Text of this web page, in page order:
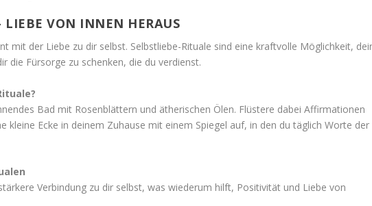
LIEBE VON INNEN HERAUS
mit der Liebe zu dir selbst. Selbstliebe-Rituale sind eine kraftvolle Möglichkeit,
die Fürsorge zu schenken, die du verdienst.
Bad mit Rosenblättern und ätherischen Ölen. Flüstere dabei Affirmationen
kleine Ecke in deinem Zuhause mit einem Spiegel auf, in den du täglich Worte der
Verbindung zu dir selbst, was wiederum hilft, Positivität und Liebe von